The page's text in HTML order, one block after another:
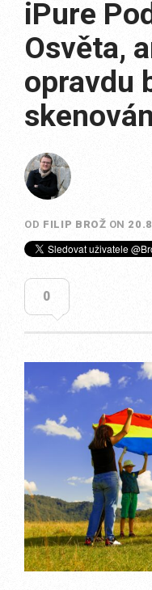
iPure
Osvěta,
opravdu
OD FILIP BROŽ ON
0